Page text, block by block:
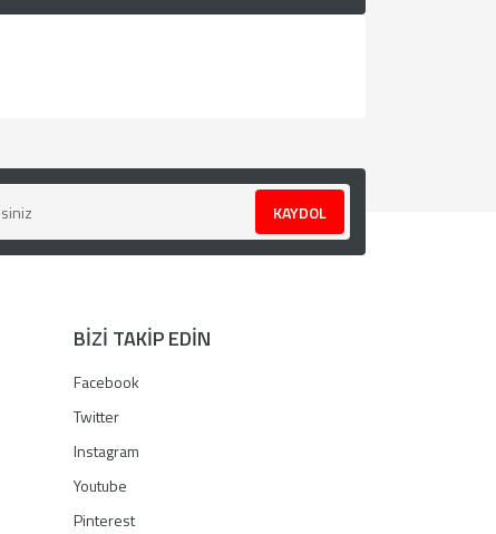
KAYDOL
BİZİ TAKİP EDİN
Facebook
Twitter
Instagram
Youtube
Pinterest